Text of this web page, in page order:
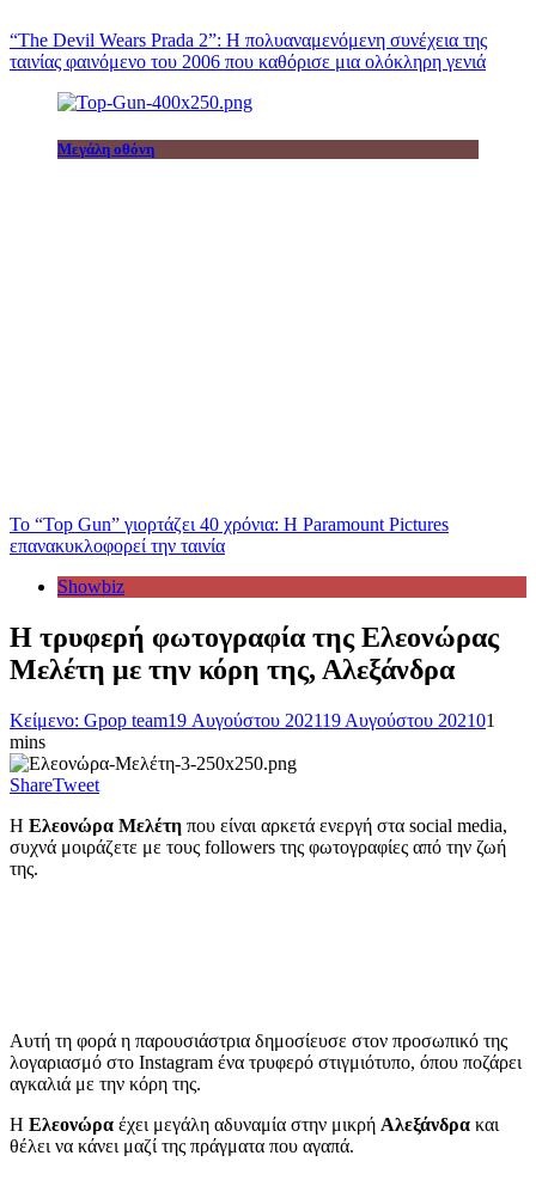
“The Devil Wears Prada 2”: Η πολυαναμενόμενη συνέχεια της
ταινίας φαινόμενο του 2006 που καθόρισε μια ολόκληρη γενιά
Μεγάλη οθόνη
Το “Top Gun” γιορτάζει 40 χρόνια: Η Paramount Pictures
επανακυκλοφορεί την ταινία
Showbiz
Η τρυφερή φωτογραφία της Ελεονώρας
Μελέτη με την κόρη της, Αλεξάνδρα
Κείμενο: Gpop team19 Αυγούστου 202119 Αυγούστου 202101
mins
ShareTweet
Η Ελεονώρα Μελέτη που είναι αρκετά ενεργή στα social media,
συχνά μοιράζετε με τους followers της φωτογραφίες από την ζωή
της.
Αυτή τη φορά η παρουσιάστρια δημοσίευσε στον προσωπικό της
λογαριασμό στο Instagram ένα τρυφερό στιγμιότυπο, όπου ποζάρει
αγκαλιά με την κόρη της.
Η Ελεονώρα έχει μεγάλη αδυναμία στην μικρή Αλεξάνδρα και
θέλει να κάνει μαζί της πράγματα που αγαπά.